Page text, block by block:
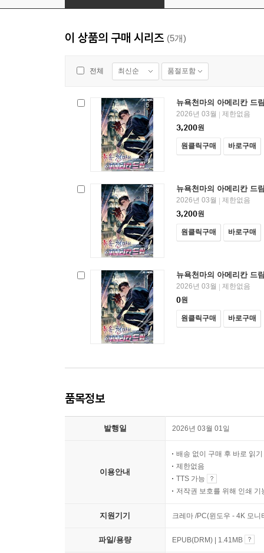
이 상품의 구매 시리즈 (5개)
전체 최신순 품절포함
뉴욕천마의 아메리칸 드
2026년 03월 | 제한없음
3,200원
원클릭구매 바로구매
뉴욕천마의 아메리칸 드
2026년 03월 | 제한없음
3,200원
원클릭구매 바로구매
뉴욕천마의 아메리칸 드
2026년 03월 | 제한없음
0원
원클릭구매 바로구매
품목정보
발행일 2026년 03월 01일
이용안내
배송 없이 구매 후 바로 읽기
제한없음
TTS 가능
저작권 보호를 위해 인쇄 기
지원기기 크레마 /PC(윈도우 - 4K 모
파일/용량 EPUB(DRM) | 1.41MB